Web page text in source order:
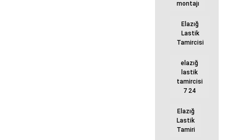
montajı
Elazığ
Lastik
Tamircisi
elazığ
lastik
tamircisi
7 24
Elazığ
Lastik
Tamiri